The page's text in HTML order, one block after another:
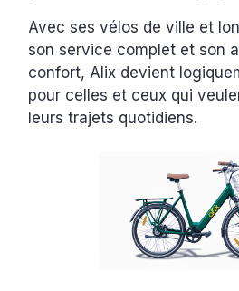
Avec ses vélos de ville et
son service complet et son
confort, Alix devient
pour celles et ceux qui
leurs trajets quotidiens.